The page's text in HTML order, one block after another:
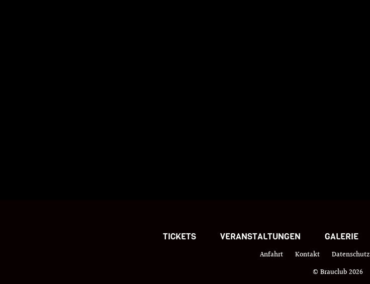
TICKETS VERANSTALTUNGEN GALERIE
Anfahrt Kontakt Datenschutz
© Brauclub 2026